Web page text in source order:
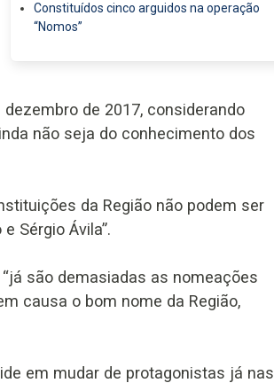
Constituídos cinco arguidos na operação
“Nomos”
de 2017, considerando
não seja do conhecimento dos
da Região não podem ser
Sérgio Ávila”.
são demasiadas as nomeações
causa o bom nome da Região,
em mudar de protagonistas já nas